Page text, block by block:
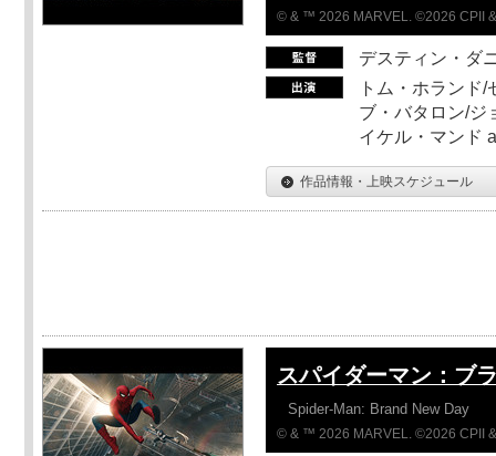
© & ™ 2026 MARVEL. ©2026 CPII
デスティン・ダ
トム・ホランド
ブ・バタロン/ジ
イケル・マンド
作品情報・上映スケジュール
スパイダーマン：ブ
Spider-Man: Brand New Day
© & ™ 2026 MARVEL. ©2026 CPII